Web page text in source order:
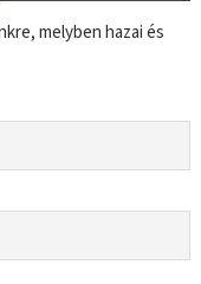
melyben hazai és